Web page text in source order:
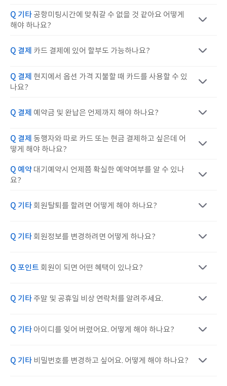
Q 기타 공항미팅시간에 맞춰갈 수 없을 것 같아요 어떻게
해야 하나요?
Q 결제 카드 결제에 있어 할부도 가능하나요?
Q 결제 현지에서 옵션 가격 지불할 때 카드를 사용할 수 있
나요?
Q 결제 예약금 및 완납은 언제까지 해야 하나요?
Q 결제 동행자와 따로 카드 또는 현금 결제하고 싶은데 어
떻게 해야 하나요?
Q 예약 대기예약시 언제쯤 확실한 예약여부를 알 수 있나
요?
Q 기타 회원탈퇴를 할려면 어떻게 해야 하나요?
Q 기타 회원정보를 변경하려면 어떻게 하나요?
Q 포인트 회원이 되면 어떤 혜택이 있나요?
Q 기타 주말 및 공휴일 비상 연락처를 알려주세요.
Q 기타 아이디를 잊어 버렸어요. 어떻게 해야 하나요?
Q 기타 비밀번호를 변경하고 싶어요. 어떻게 해야 하나요?